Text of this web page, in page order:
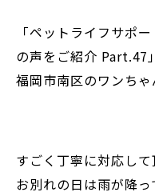
「ペットライフサポ
の声をご紹介 Part.47」
福岡市南区のワンち
すごく丁寧に対応して
お別れの日は雨が降